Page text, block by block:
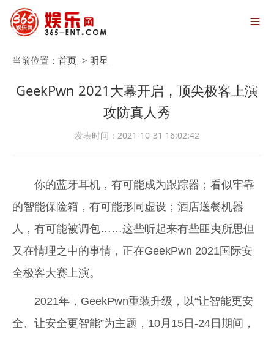

当前位置： 首页 -> 明星
GeekPwn 2021大幕开启，顶尖极客上演
攻防真人秀
发表时间：2021-10-31 16:02:42
你的蓝牙耳机，有可能成为跟踪器；看似牢靠
的智能保险箱，有可能形同虚设；酒店送餐机器
人，有可能被调包……这些听起来有些匪夷所思但
又在情理之中的事情，正在GeekPwn 2021国际安
全极客大赛上演。
2021年，GeekPwn重装升级，以“让智能更安
全、让安全更智能”为主题，10月15日-24日期间，